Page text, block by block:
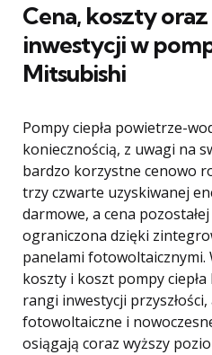
Cena, koszty oraz
inwestycji w
Mitsubishi
Pompy ciepła powietrze-
koniecznością, z uwagi na
bardzo korzystne cenowo
trzy czwarte uzyskiwanej
darmowe, a cena
ograniczona dzięki
panelami fotowoltaicznymi.
koszty i koszt pompy
rangi inwestycji
fotowoltaiczne i
osiągają coraz wyższy